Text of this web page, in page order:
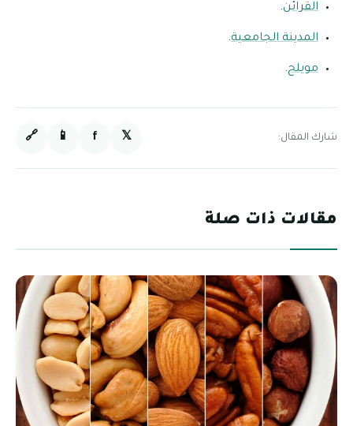
القرائن.
المدينة الجامعية.
مويلح.
شارك المقال: 𝕏
f
📱
🔗
مقالات ذات صلة